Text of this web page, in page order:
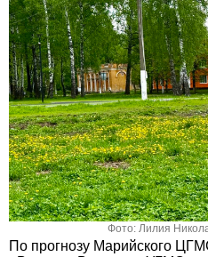
Фото: Лилия
По прогнозу Марийского